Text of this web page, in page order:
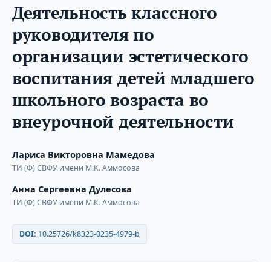
Деятельность классного
руководителя по
организации эстетического
воспитания детей младшего
школьного возраста во
внеурочной деятельности
Лариса Викторовна Мамедова
ТИ (Ф) СВФУ имени М.К. Аммосова
Анна Сергеевна Дулесова
ТИ (Ф) СВФУ имени М.К. Аммосова
DOI: 10.25726/k8323-0235-4979-b